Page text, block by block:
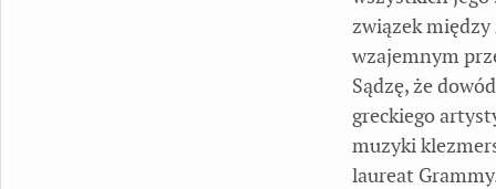
związek między
wzajemnym
Sądzę, że
greckiego
muzyki
laureat